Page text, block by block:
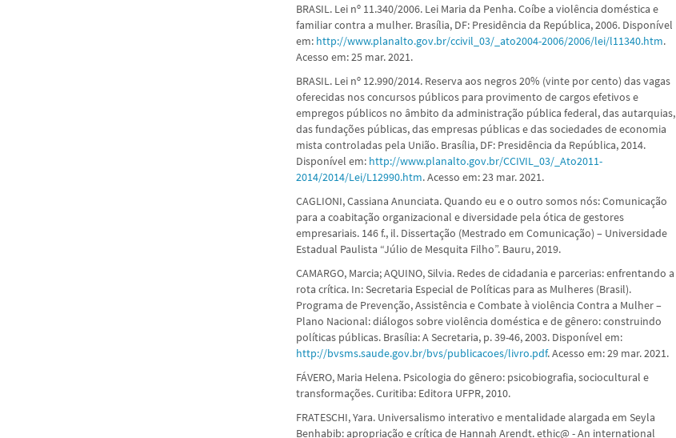
BRASIL. Lei nº 11.340/2006. Lei Maria da Penha. Coíbe a violência doméstica e
familiar contra a mulher. Brasília, DF: Presidência da República, 2006. Disponível
em: http://www.planalto.gov.br/ccivil_03/_ato2004-2006/2006/lei/l11340.htm.
Acesso em: 25 mar. 2021.
BRASIL. Lei nº 12.990/2014. Reserva aos negros 20% (vinte por cento) das vagas
oferecidas nos concursos públicos para provimento de cargos efetivos e
empregos públicos no âmbito da administração pública federal, das autarquias,
das fundações públicas, das empresas públicas e das sociedades de economia
mista controladas pela União. Brasília, DF: Presidência da República, 2014.
Disponível em: http://www.planalto.gov.br/CCIVIL_03/_Ato2011-
2014/2014/Lei/L12990.htm. Acesso em: 23 mar. 2021.
CAGLIONI, Cassiana Anunciata. Quando eu e o outro somos nós: Comunicação
para a coabitação organizacional e diversidade pela ótica de gestores
empresariais. 146 f., il. Dissertação (Mestrado em Comunicação) – Universidade
Estadual Paulista “Júlio de Mesquita Filho”. Bauru, 2019.
CAMARGO, Marcia; AQUINO, Silvia. Redes de cidadania e parcerias: enfrentando a
rota crítica. In: Secretaria Especial de Políticas para as Mulheres (Brasil).
Programa de Prevenção, Assistência e Combate à violência Contra a Mulher –
Plano Nacional: diálogos sobre violência doméstica e de gênero: construindo
políticas públicas. Brasília: A Secretaria, p. 39-46, 2003. Disponível em:
http://bvsms.saude.gov.br/bvs/publicacoes/livro.pdf. Acesso em: 29 mar. 2021.
FÁVERO, Maria Helena. Psicologia do gênero: psicobiografia, sociocultural e
transformações. Curitiba: Editora UFPR, 2010.
FRATESCHI, Yara. Universalismo interativo e mentalidade alargada em Seyla
Benhabib: apropriação e crítica de Hannah Arendt. ethic@ - An international